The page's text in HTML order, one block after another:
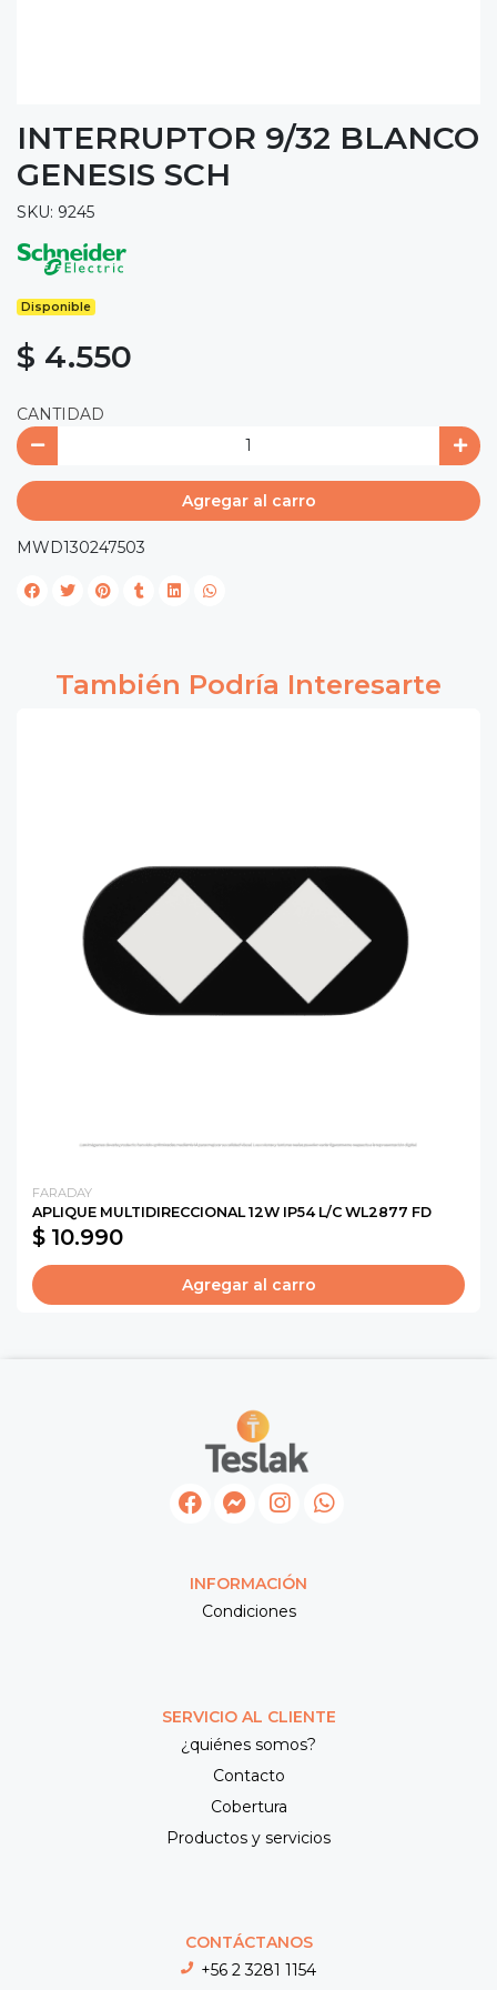
INTERRUPTOR 9/32 BLANCO
GENESIS SCH
SKU: 9245
Disponible
$ 4.550
CANTIDAD
Agregar al carro
MWD130247503
También Podría Interesarte
FARADAY
APLIQUE MULTIDIRECCIONAL 12W IP54 L/C WL2877 FD
$ 10.990
Agregar al carro
INFORMACIÓN
Condiciones
SERVICIO AL CLIENTE
¿quiénes somos?
Contacto
Cobertura
Productos y servicios
CONTÁCTANOS
+56 2 3281 1154